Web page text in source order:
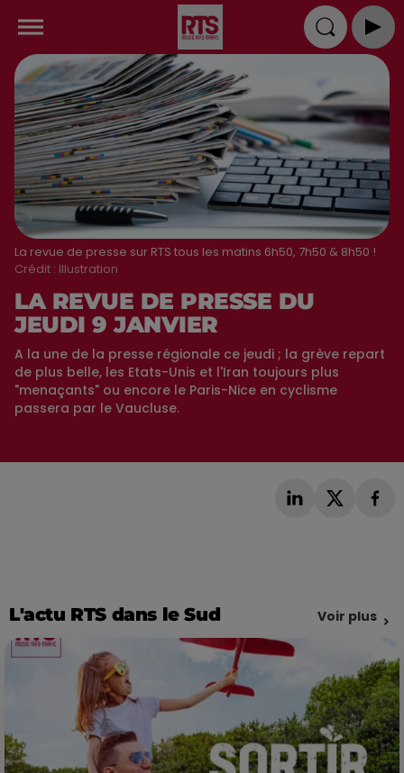
La revue de presse sur RTS tous les matins 6h50, 7h50 & 8h50 !
Crédit : Illustration
LA REVUE DE PRESSE DU
JEUDI 9 JANVIER
A la une de la presse régionale ce jeudi ; la grève repart
de plus belle, les Etats-Unis et l'Iran toujours plus
"menaçants" ou encore le Paris-Nice en cyclisme
passera par le Vaucluse.
L'actu RTS dans le Sud Voir plus